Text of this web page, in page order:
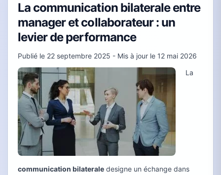
La communication bilaterale entre
manager et collaborateur : un
levier de performance
Publié le 22 septembre 2025 - Mis à jour le 12 mai 2026
La
communication bilaterale designe un échange dans